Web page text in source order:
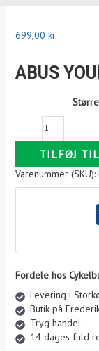
699,00 kr.
ABUS
A
s
A
C
G
l
d
a
n
TILFØJ
Varenummer (SKU):
Fordele hos
Levering i
Butik på
Tryg handel
14 dages fuld